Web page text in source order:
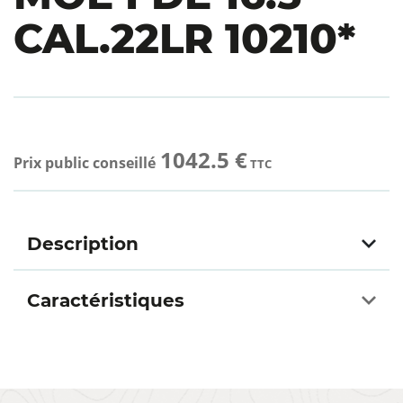
CAL.22LR 10210*
Prix public conseillé 1042.5 €TTC
Description
Caractéristiques